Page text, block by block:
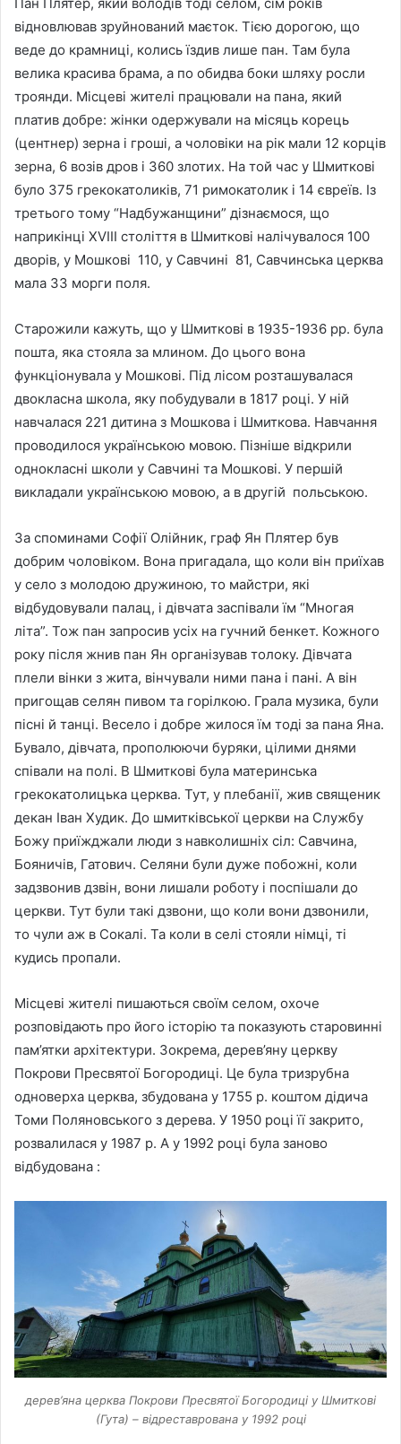
відновлював зруйнований маєток. Тією дорогою, що
веде до крамниці, колись їздив лише пан. Там була
велика красива брама, а по обидва боки шляху росли
троянди. Місцеві жителі працювали на пана, який
платив добре: жінки одержували на місяць корець
(центнер) зерна і гроші, а чоловіки на рік мали 12 корців
зерна, 6 возів дров і 360 злотих. На той час у Шмиткові
було 375 грекокатоликів, 71 римокатолик і 14 євреїв. Із
третього тому “Надбужанщини” дізнаємося, що
наприкінці ХVІІІ століття в Шмиткові налічувалося 100
дворів, у Мошкові 110, у Савчині 81, Савчинська церква
мала 33 морги поля.
Старожили кажуть, що у Шмиткові в 1935-1936 рр. була
пошта, яка стояла за млином. До цього вона
функціонувала у Мошкові. Під лісом розташувалася
двокласна школа, яку побудували в 1817 році. У ній
навчалася 221 дитина з Мошкова і Шмиткова. Навчання
проводилося українською мовою. Пізніше відкрили
однокласні школи у Савчині та Мошкові. У першій
викладали українською мовою, а в другій польською.
За споминами Софії Олійник, граф Ян Плятер був
добрим чоловіком. Вона пригадала, що коли він приїхав
у село з молодою дружиною, то майстри, які
відбудовували палац, і дівчата заспівали їм “Многая
літа”. Тож пан запросив усіх на гучний бенкет. Кожного
року після жнив пан Ян організував толоку. Дівчата
плели вінки з жита, вінчували ними пана і пані. А він
пригощав селян пивом та горілкою. Грала музика, були
пісні й танці. Весело і добре жилося їм тоді за пана Яна.
Бувало, дівчата, прополюючи буряки, цілими днями
співали на полі. В Шмиткові була материнська
грекокатолицька церква. Тут, у плебанії, жив священик
декан Іван Худик. До шмитківської церкви на Службу
Божу приїжджали люди з навколишніх сіл: Савчина,
Бояничів, Гатович. Селяни були дуже побожні, коли
задзвонив дзвін, вони лишали роботу і поспішали до
церкви. Тут були такі дзвони, що коли вони дзвонили,
то чули аж в Сокалі. Та коли в селі стояли німці, ті
кудись пропали.
Місцеві жителі пишаються своїм селом, охоче
розповідають про його історію та показують старовинні
пам’ятки архітектури. Зокрема, дерев’яну церкву
Покрови Пресвятої Богородиці. Це була тризрубна
одноверха церква, збудована у 1755 р. коштом дідича
Томи Поляновського з дерева. У 1950 році її закрито,
розвалилася у 1987 р. А у 1992 році була заново
відбудована :
дерев’яна церква Покрови Пресвятої Богородиці у Шмиткові
(Гута) – відреставрована у 1992 році